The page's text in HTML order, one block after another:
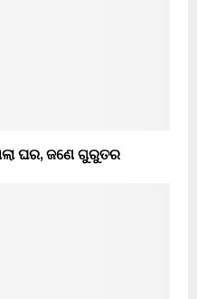
ଘର, ଜଣେ ଗୁରୁତର